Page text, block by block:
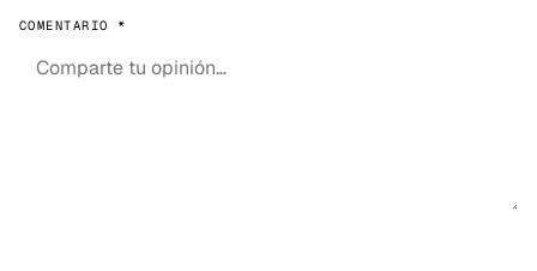
COMENTARIO *